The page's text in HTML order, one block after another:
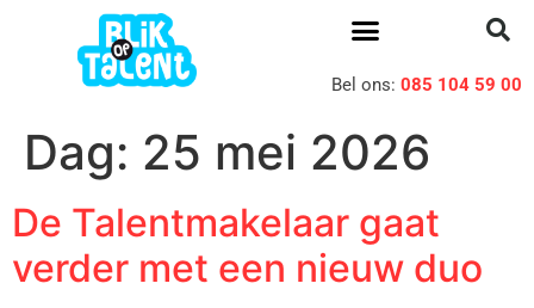
Bel ons: 085 104 59 00
Dag: 25 mei 2026
De Talentmakelaar gaat
verder met een nieuw duo